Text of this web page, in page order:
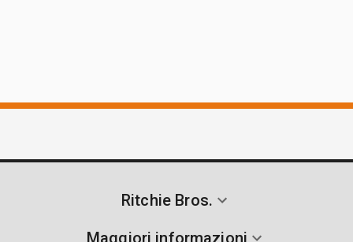
Ritchie Bros.
Maggiori informazioni